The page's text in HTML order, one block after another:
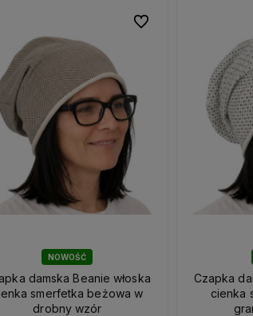
NOWOŚĆ
damska Beanie włoska
smerfetka beżowa w
drobny wzór
Do ulubionych
Do ulubionych
Czapka
cienka